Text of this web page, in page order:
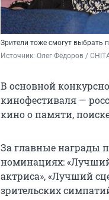
Зрители тоже смогут выбрать
Источник: Олег Фёдоров /
В основной
кинофестиваля —
кино о памяти,
За главные награды
номинациях:
актриса», «Лучший
зрительских